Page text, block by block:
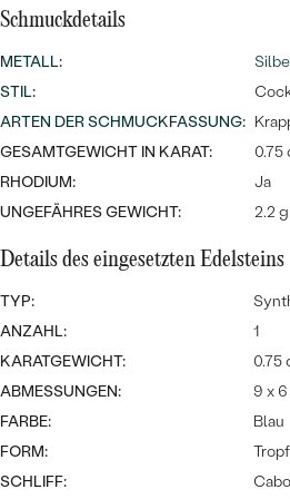
Eheringe
ANSCHAUEN
MIT EDELSTEIN
NACH MATERIAL
GOLD
SCHMUCK MIT LAB
DIAMANTEN
PERLENSCHMUCK
NACH STYL
SYMBOLISCH
NACH ANLASS
LUXURIÖSE
Schmuckdetails
METALL:
STIL:
ARTEN DER SCHMUCKFASSUNG:
GESAMTGEWICHT IN KARAT:
0.75
RHODIUM:
Ja
UNGEFÄHRES GEWICHT:
2.2 g
Details des eingesetzten Edelsteins
TYP:
ANZAHL:
1
KARATGEWICHT:
0.75
ABMESSUNGEN:
9 x
FARBE:
Blau
FORM:
SCHLIFF: